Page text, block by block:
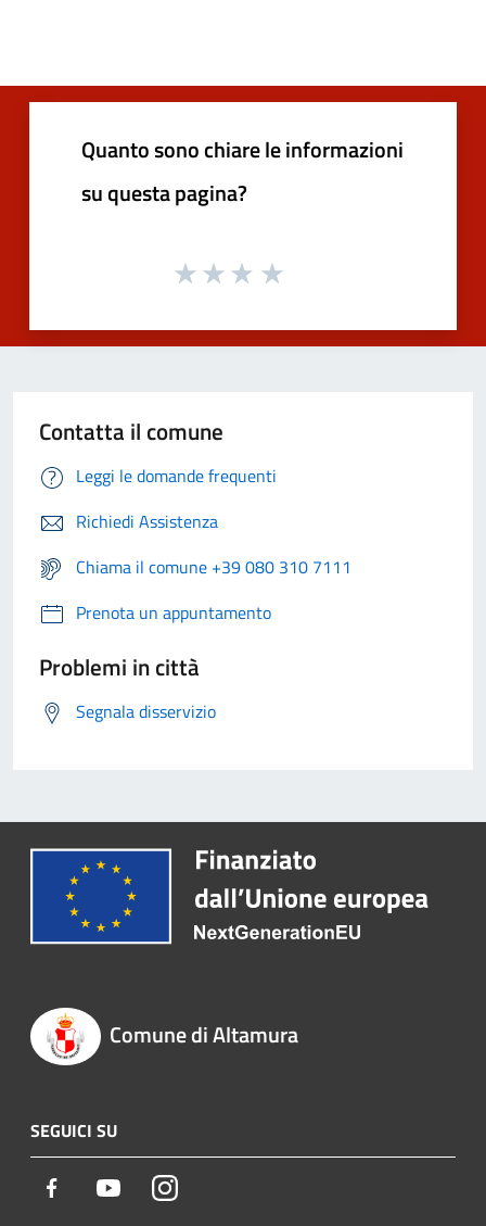
Quanto sono chiare le informazioni
su questa pagina?
Contatta il comune
Leggi le domande frequenti
Richiedi Assistenza
Chiama il comune +39 080 310 7111
Prenota un appuntamento
Problemi in città
Segnala disservizio
Comune di Altamura
SEGUICI SU
Facebook YoutubeInstagram